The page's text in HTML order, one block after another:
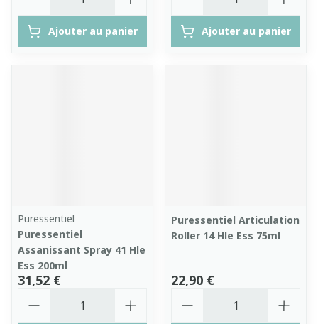
Ajouter au panier Ajouter au panier
Puressentiel
Puressentiel
Assanissant Spray 41 Hle
Ess 200ml
31,52 €
Puressentiel Articulation
Roller 14 Hle Ess 75ml
22,90 €